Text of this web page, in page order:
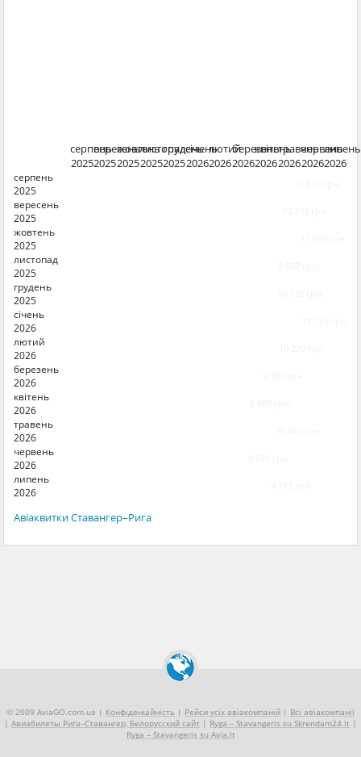
серпень
2025
вересень
2025
жовтень
2025
листопад
2025
грудень
2025
січень
2026
лютий
2026
березень
2026
квітень
2026
травень
2026
червень
2026
липень
2026
серпень
2025
вересень
2025
жовтень
2025
листопад
2025
грудень
2025
січень
2026
лютий
2026
березень
2026
квітень
2026
травень
2026
червень
2026
липень
2026
Авіаквитки Ставангер–Рига
© 2009 AviaGO.com.ua | Конфіденційність | Рейси усіх авіакомпаній | Всі авіакомпанії
| Авиабилеты Рига–Ставангер, Белорусский сайт | Ryga – Stavangeris su Skrendam24.lt |
Ryga – Stavangeris su Avia.lt